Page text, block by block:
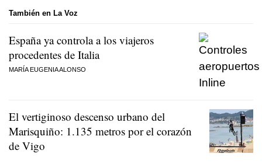
También en La Voz
España ya controla a los viajeros
procedentes de Italia
MARÍA EUGENIA ALONSO
El vertiginoso descenso urbano del
Marisquiño: 1.135 metros por el corazón
de Vigo